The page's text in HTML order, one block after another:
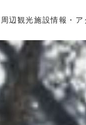
周辺観光施設情報・ア